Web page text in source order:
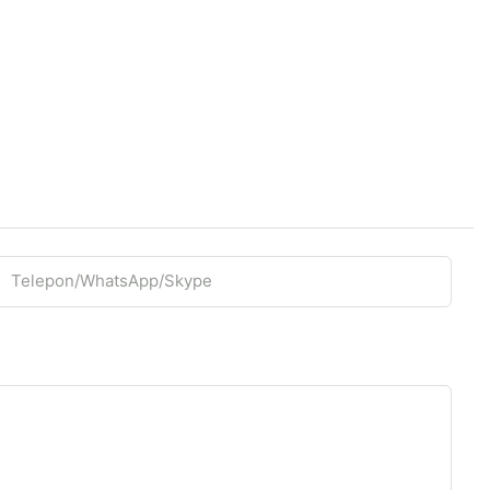
Telepon/WhatsApp/Skype